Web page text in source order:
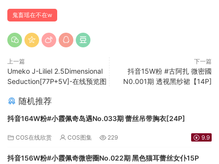
鬼畜瑶在不在w
上一篇
Umeko J-Liliel 2.5Dimensional
Seduction[77P+5V]-在线预览图
下一篇
抖音15W粉 #古阿扎 微密國
N0.001期 透视黑纱裙【14P]
随机推荐
抖音164W粉#小霞佩奇岛遇No.033期 蕾丝吊带胸衣[24P]
COS在线欣赏 COS图集 229 9.9
抖音156W粉#小霞佩奇微密圈No.022期 黑色猫耳蕾丝女仆15P